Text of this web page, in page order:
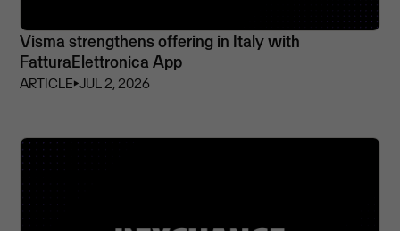
Visma strengthens offering in Italy with
FatturaElettronica App
ARTICLE⏵JUL 2, 2026